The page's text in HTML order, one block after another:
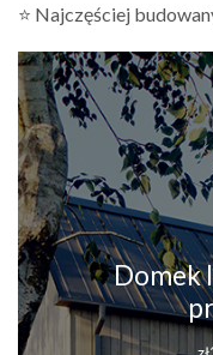
⭐ Najczęściej
Domek